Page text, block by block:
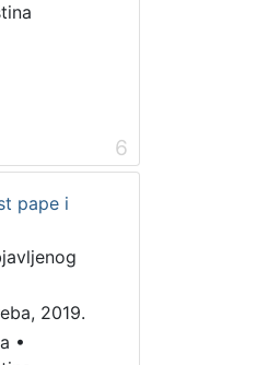
6
pape i
2019.
•